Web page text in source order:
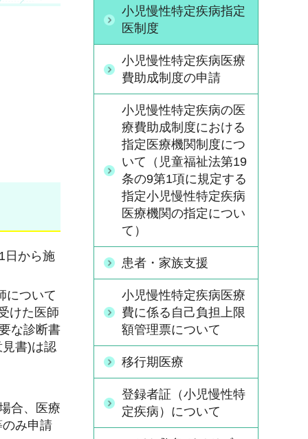
日から施
について
けた医師
な診断書
書)は認
合、医療
み申請
小児慢性特定疾病指定
医制度
小児慢性特定疾病医療
費助成制度の申請
小児慢性特定疾病の医
療費助成制度における
指定医療機関制度につ
いて（児童福祉法第19
条の9第1項に規定する
指定小児慢性特定疾病
医療機関の指定につい
て）
患者・家族支援
小児慢性特定疾病医療
費に係る自己負担上限
額管理票について
移行期医療
登録者証（小児慢性特
定疾病）について